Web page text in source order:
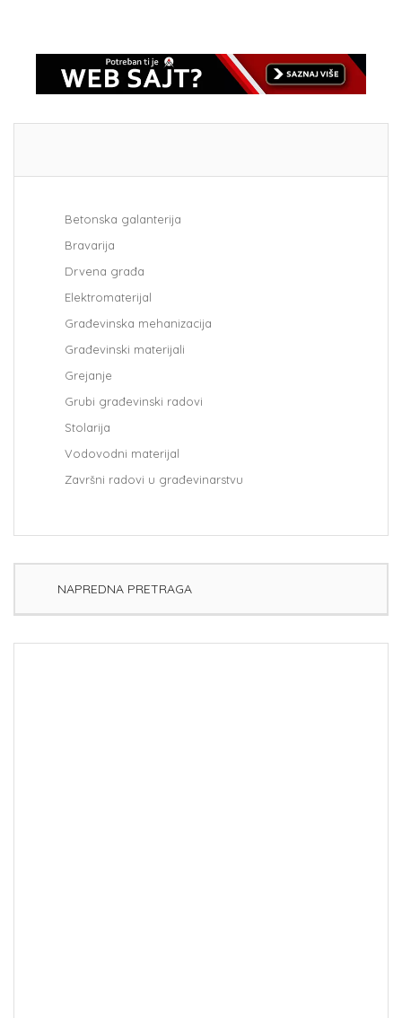
Betonska galanterija
Bravarija
Drvena građa
Elektromaterijal
Građevinska mehanizacija
Građevinski materijali
Grejanje
Grubi građevinski radovi
Stolarija
Vodovodni materijal
Završni radovi u građevinarstvu
NAPREDNA PRETRAGA